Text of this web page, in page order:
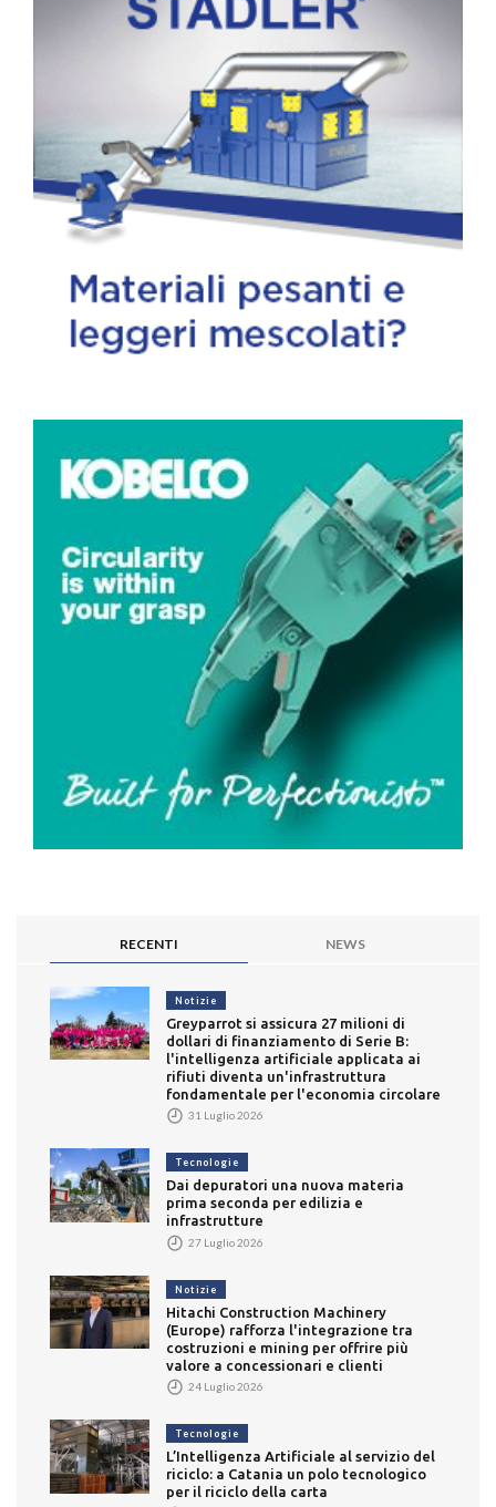
RECENTI NEWS
Notizie
Greyparrot si assicura 27 milioni di
dollari di finanziamento di Serie B:
l'intelligenza artificiale applicata ai
rifiuti diventa un'infrastruttura
fondamentale per l'economia circolare
31 Luglio 2026
Tecnologie
Dai depuratori una nuova materia
prima seconda per edilizia e
infrastrutture
27 Luglio 2026
Notizie
Hitachi Construction Machinery
(Europe) rafforza l'integrazione tra
costruzioni e mining per offrire più
valore a concessionari e clienti
24 Luglio 2026
Tecnologie
L’Intelligenza Artificiale al servizio del
riciclo: a Catania un polo tecnologico
per il riciclo della carta